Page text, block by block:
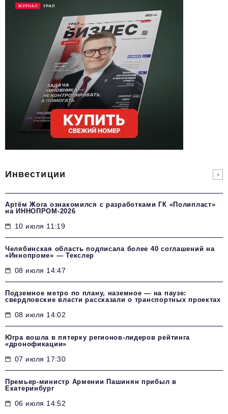
Инвестиции
Артём Жога ознакомился с разработками ГК «Полипласт»
на ИННОПРОМ-2026
10 июля 11:19
Челябинская область подписала более 40 соглашений на
«Иннопроме» — Текслер
08 июля 14:47
Подземное метро по плану, наземное — на паузе:
свердловские власти рассказали о транспортных проектах
08 июля 14:02
Югра вошла в пятерку регионов-лидеров рейтинга
«дронофикации»
07 июля 17:30
Премьер-министр Армении Пашинян прибыл в
Екатеринбург
06 июля 14:52